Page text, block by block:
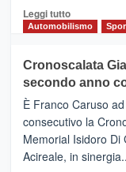
Gusto,
il
tra
sapori
vicoli
medievali
Leggi tuttoLeggi
di
Mondello
(Palermo)
–
“E
adesso
Pasta
–
Automobilismo
Cronoscalata
secondo anno
È Franco Caruso
consecutivo la
Memorial Isidoro Di
Acireale, in